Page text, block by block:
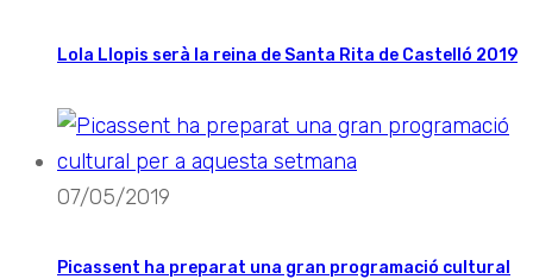
Lola Llopis serà la reina de Santa Rita de Castelló 2019
07/05/2019
Picassent ha preparat una gran programació cultural